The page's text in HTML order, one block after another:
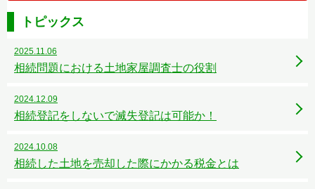
トピックス
2025.11.06
相続問題における土地家屋調査士の役割
2024.12.09
相続登記をしないで滅失登記は可能か！
2024.10.08
相続した土地を売却した際にかかる税金とは